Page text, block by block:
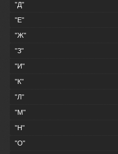
"Д"
"Е"
"Ж"
"З"
"И"
"К"
"Л"
"М"
"Н"
"О"